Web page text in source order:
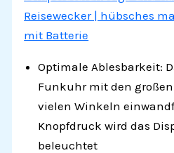
Reisewecker | hübsches
mit Batterie
Optimale Ablesbarkeit:
Funkuhr mit den
vielen Winkeln
Knopfdruck wird das
beleuchtet